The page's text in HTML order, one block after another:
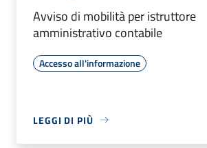
Avviso di mobilità per istruttore
amministrativo contabile
Accesso all'informazione
LEGGI DI PIÙ